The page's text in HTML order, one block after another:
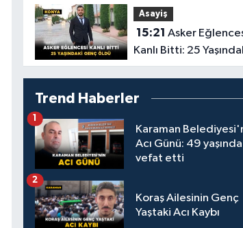
Asayiş
15:21
Kanlı Bitti: 25
Genç Öldü
Trend Haberler
Karaman
Acı Günü: 49 yaşında
vefat etti
1
Koraş Ailesinin Genç
Yaştaki Acı Kaybı
2